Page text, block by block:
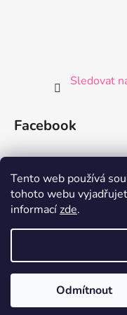
Tento web používá
tohoto webu
informacízde.
Odmítnout
Sledovat
Facebook
Copyright 2026